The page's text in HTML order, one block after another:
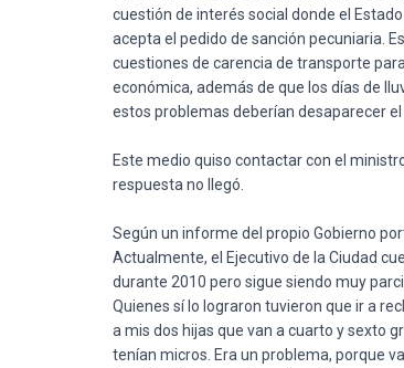
cuestión de interés social donde el Estado
acepta el pedido de sanción pecuniaria Es
cuestiones de carencia de transporte para
económica, además de que los días de
estos problemas deberían desaparecerel
Este medio quiso contactarcon el
respuesta no llegó
Según un informe del propio Gobierno
Actualmente, el Ejecutivo de la Ciudad
durante 2010 pero sigue siendo muy
Quienes sí lo lograron tuvieron que ir a
a mis dos hijas que van a cuarto y sexto
tenían micros. Era un problema, porque